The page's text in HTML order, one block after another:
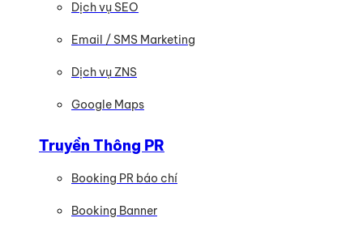
Dịch vụ SEO
Email / SMS Marketing
Dịch vụ ZNS
Google Maps
Truyền Thông PR
Booking PR báo chí
Booking Banner